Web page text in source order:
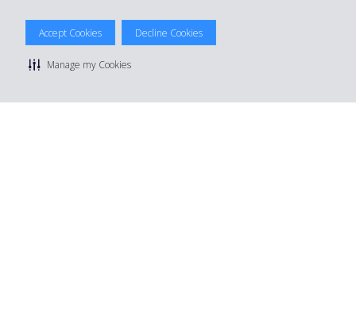
Accept Cookies Decline Cookies
Manage my Cookies
© 2026 The Hertz System, Inc.
Datenschutzrichtlinie | Nutzungsbedingungen
Sitemap Cookies verwalten